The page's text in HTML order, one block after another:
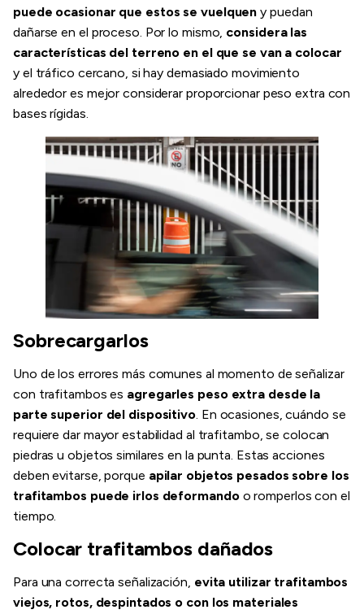
puede ocasionar que estos se vuelqueny puedan
dañarse en el proceso. Por lo mismo, considera las
características del terreno en el que se van a colocar
y el tráfico cercano, si hay demasiado movimiento
alrededor es mejor considerar proporcionar peso extra con
bases rígidas.
Sobrecargarlos
Uno de los errores más comunes al momento de señalizar
con trafitambos es agregarles peso extra desde la
parte superior del dispositivo. En ocasiones, cuándo se
requiere dar mayor estabilidad al trafitambo, se colocan
piedras u objetos similares en la punta. Estas acciones
deben evitarse, porque apilar objetos pesados sobre los
trafitambos puede irlos deformandoo romperlos con el
tiempo.
Colocar trafitambos dañados
Para una correcta señalización, evita utilizar trafitambos
viejos, rotos, despintados o con los materiales